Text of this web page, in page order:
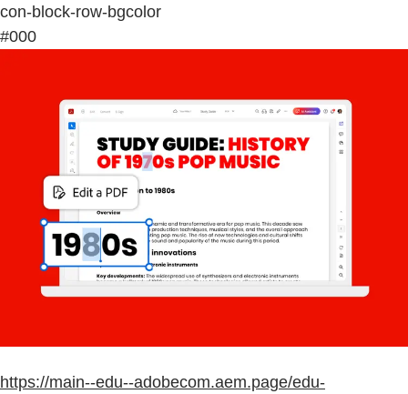
con-block-row-bgcolor
#000
https://main--edu--adobecom.aem.page/edu-